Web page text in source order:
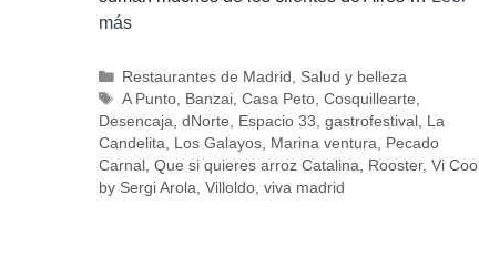
más
Restaurantes de Madrid
Salud y belleza
A Punto, Banzai, Casa Peto, Cosquillearte
Desencaja dNorte Espacio 33 gastrofestival
La
Candelita
Los Galayos, Marina ventura
Pecado
Carnal
Que si quieres arroz Catalina Rooster, Vi Cool
by Sergi Arola Villoldo, viva madrid